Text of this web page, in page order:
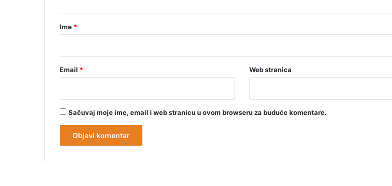
r
Ime *
Email * Web stranica
Sačuvaj moje ime, email i web stranicu u ovom browseru za buduće komentare.